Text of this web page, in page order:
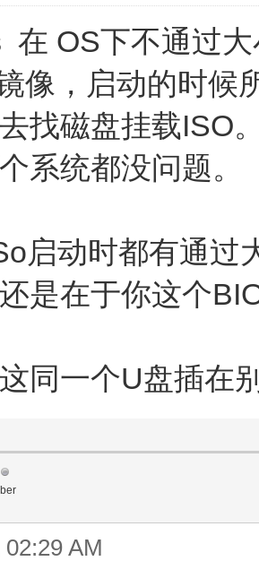
在 OS下不通过
像，启动的时候
找磁盘挂载ISO
系统都没问题。
启动时都有通过
是在于你这个
同一个U盘插在
AM